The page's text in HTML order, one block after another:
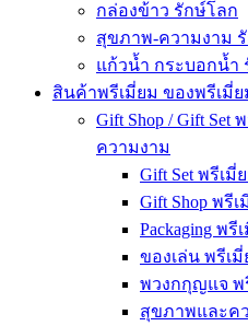
กล่องข้าว รักษ์โลก
สุขภาพ-ความงาม
แก้วน้ำ กระบอกน้ำ
สินค้าพรีเมี่ยม ของพรีเมี่ย
Gift Shop / Gift
ความงาม
Gift Set พรีเ
Gift Shop พรี
Packaging พ
ของเล่น พรีเมี่
พวงกกุญแจ พ
สุขภาพและค